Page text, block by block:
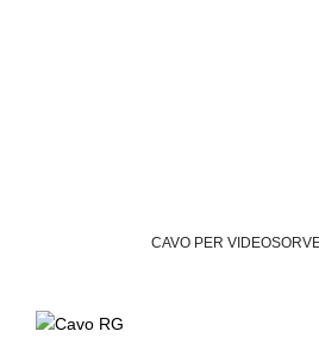
CAVO PER